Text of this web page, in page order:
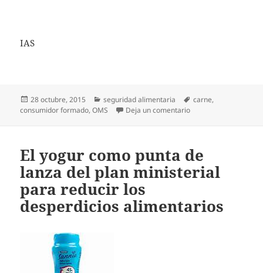
IAS
Publicado
el
28 octubre, 2015 Categorías
seguridad alimentaria Etiquetas
carne,
consumidor formado,OMS Deja un comentarioen ¿Es saludable en
El yogur como punta de
lanza del plan ministerial
para reducir los
desperdicios alimentarios